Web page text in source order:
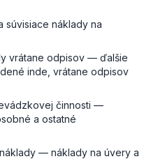
náklady na
vrátane odpisov — ďalšie
inde, vrátane odpisov
činnosti —
a ostatné
— náklady na úvery a